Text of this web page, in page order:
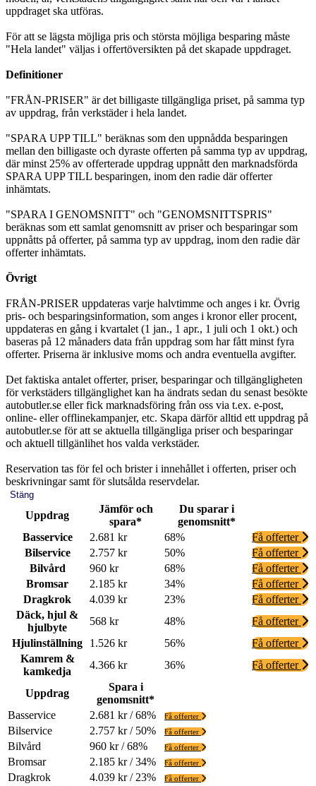
uppdraget ska utföras.
För att se lägsta möjliga pris och största möjliga besparing måste
"Hela landet" väljas i offertöversikten på det skapade uppdraget.
Definitioner
"FRÅN-PRISER" är det billigaste tillgängliga priset, på samma typ
av uppdrag, från verkstäder i hela landet.
"SPARA UPP TILL" beräknas som den uppnådda besparingen
mellan den billigaste och dyraste offerten på samma typ av uppdrag,
där minst 25% av offerterade uppdrag uppnått den marknadsförda
SPARA UPP TILL besparingen, inom den radie där offerter
inhämtats.
"SPARA I GENOMSNITT" och "GENOMSNITTSPRIS"
beräknas som ett samlat genomsnitt av priser och besparingar som
uppnåtts på offerter, på samma typ av uppdrag, inom den radie där
offerter inhämtats.
Övrigt
FRÅN-PRISER uppdateras varje halvtimme och anges i kr. Övrig
pris- och besparingsinformation, som anges i kronor eller procent,
uppdateras en gång i kvartalet (1 jan., 1 apr., 1 juli och 1 okt.) och
baseras på 12 månaders data från uppdrag som har fått minst fyra
offerter. Priserna är inklusive moms och andra eventuella avgifter.
Det faktiska antalet offerter, priser, besparingar och tillgängligheten
för verkstäders tillgänglighet kan ha ändrats sedan du senast besökte
autobutler.se eller fick marknadsföring från oss via t.ex. e-post,
online- eller offlinekampanjer, etc. Skapa därför alltid ett uppdrag på
autobutler.se för att se aktuella tillgängliga priser och besparingar
och aktuell tillgänlihet hos valda verkstäder.
Reservation tas för fel och brister i innehållet i offerten, priser och
beskrivningar samt för slutsålda reservdelar.
Stäng
Uppdrag
Jämför och
spara*
Du sparar i
genomsnitt*
Basservice
2.681 kr 68%
Få offerter
Bilservice
2.757 kr 50%
Få offerter
Bilvård
960 kr 68%
Få offerter
Bromsar
2.185 kr 34%
Få offerter
Dragkrok
4.039 kr 23%
Få offerter
Däck, hjul &
hjulbyte
568 kr 48%
Få offerter
Hjulinställning
1.526 kr 56%
Få offerter
Kamrem &
kamkedja
4.366 kr 36% Få offerter
Uppdrag
Spara i
genomsnitt*
Basservice
2.681 kr / 68% Få offerter
Bilservice 2.757 kr / 50% Få offerter
Bilvård 960 kr / 68% Få offerter
Bromsar 2.185 kr / 34% Få offerter
Dragkrok 4.039 kr / 23% Få offerter